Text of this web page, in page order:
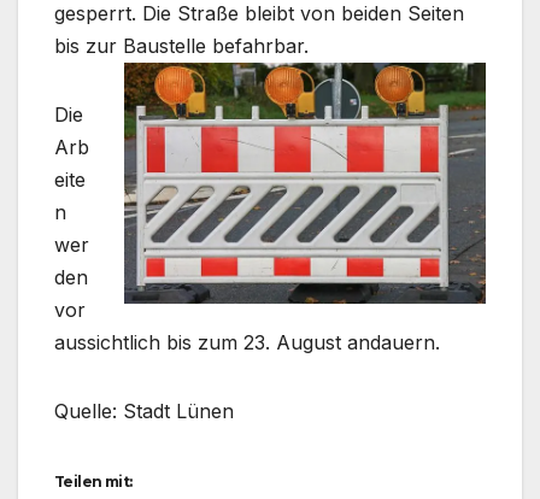
gesperrt. Die Straße bleibt von beiden Seiten
bis zur Baustelle befahrbar.
Die
Arb
eite
n
wer
den
vor
aussichtlich bis zum 23. August andauern.
Quelle: Stadt Lünen
Teilen mit: